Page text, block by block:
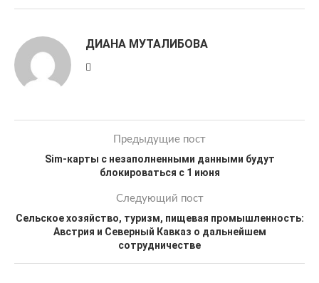
ДИАНА МУТАЛИБОВА
Предыдущие пост
Sim-карты с незаполненными данными будут
блокироваться с 1 июня
Следующий пост
Сельское хозяйство, туризм, пищевая промышленность:
Австрия и Северный Кавказ о дальнейшем
сотрудничестве